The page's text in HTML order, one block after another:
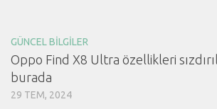
GÜNCEL BİLGİLER
Oppo Find X8 Ultra özellikleri
burada
29 TEM, 2024